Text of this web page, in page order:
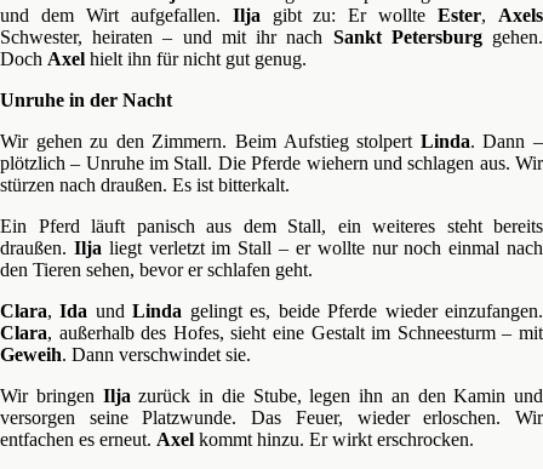
und dem Wirt aufgefallen. Ilja gibt zu: Er wollteEster, Axels
Schwester, heiraten – und mit ihr nach Sankt Petersburggehen.
Doch Axel hielt ihn für nicht gut genug.
Unruhe in der Nacht
Wir gehen zu den Zimmern. Beim Aufstieg stolpert Linda. Dann –
plötzlich – Unruhe im Stall. Die Pferde wiehern und schlagen aus. Wir
stürzen nach draußen. Es ist bitterkalt.
Ein Pferd läuft panisch aus dem Stall, ein weiteres steht bereits
draußen. Ilja liegt verletzt im Stall – er wollte nur noch einmal nach
den Tieren sehen, bevor er schlafen geht.
Clara,Ida undLinda gelingt es, beide Pferde wieder einzufangen.
Clara, außerhalb des Hofes, sieht eine Gestalt im Schneesturm – mit
Geweih. Dann verschwindet sie.
Wir bringen Ilja zurück in die Stube, legen ihn an den Kamin und
versorgen seine Platzwunde. Das Feuer, wieder erloschen. Wir
entfachen es erneut. Axel kommt hinzu. Er wirkt erschrocken.